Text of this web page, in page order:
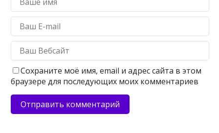
Сохраните моё имя, email и адрес сайта в этом
браузере для последующих моих комментариев